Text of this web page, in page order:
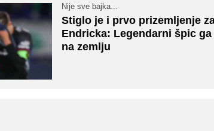
Nije sve bajka...
Stiglo je i prvo prizemljenje
Endricka: Legendarni špic
na zemlju